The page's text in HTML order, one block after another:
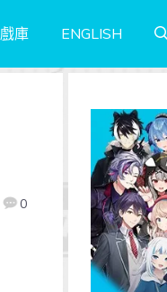
庫 ENGLISH
0